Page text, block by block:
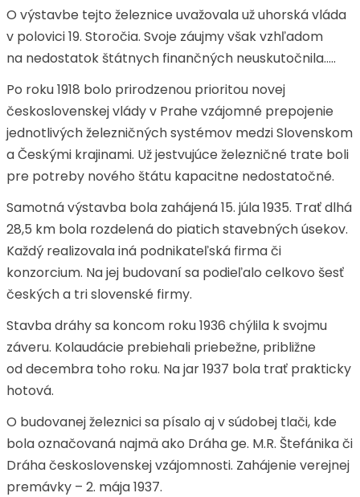
O výstavbe tejto železnice uvažovala už uhorská vláda
v polovici 19. Storočia. Svoje záujmy však vzhľadom
na nedostatok štátnych finančných neuskutočnila.....
Po roku 1918 bolo prirodzenou prioritou novej
československej vlády v Prahe vzájomné prepojenie
jednotlivých železničných systémov medzi Slovenskom
a Českými krajinami. Už jestvujúce železničné trate boli
pre potreby nového štátu kapacitne nedostatočné.
Samotná výstavba bola zahájená 15. júla 1935. Trať dlhá
28,5 km bola rozdelená do piatich stavebných úsekov.
Každý realizovala iná podnikateľská firma či
konzorcium. Na jej budovaní sa podieľalo celkovo šesť
českých a tri slovenské firmy.
Stavba dráhy sa koncom roku 1936 chýlila k svojmu
záveru. Kolaudácie prebiehali priebežne, približne
od decembra toho roku. Na jar 1937 bola trať prakticky
hotová.
O budovanej železnici sa písalo aj v súdobej tlači, kde
bola označovaná najmä ako Dráha ge. M.R. Štefánika či
Dráha československej vzájomnosti. Zahájenie verejnej
premávky – 2. mája 1937.